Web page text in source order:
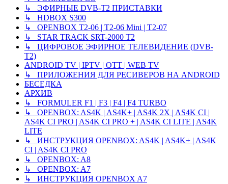
↳ ЭФИРНЫЕ DVB-T2 ПРИСТАВКИ
↳ HDBOX S300
↳ OPENBOX T2-06 | T2-06 Mini | T2-07
↳ STAR TRACK SRT-2000 T2
↳ ЦИФРОВОЕ ЭФИРНОЕ ТЕЛЕВИДЕНИЕ (DVB-
T2)
ANDROID TV | IPTV | OTT | WEB TV
↳ ПРИЛОЖЕНИЯ ДЛЯ РЕСИВЕРОВ НА ANDROID
БЕСЕДКА
АРХИВ
↳ FORMULER F1 | F3 | F4 | F4 TURBO
↳ OPENBOX: AS4K | AS4K+ | AS4K 2X | AS4K CI |
AS4K CI PRO | AS4K CI PRO + | AS4K CI LITE | AS4K
LITE
↳ ИНСТРУКЦИЯ OPENBOX: AS4K | AS4K+ | AS4K
CI | AS4K CI PRO
↳ OPENBOX: A8
↳ OPENBOX: A7
↳ ИНСТРУКЦИЯ OPENBOX A7